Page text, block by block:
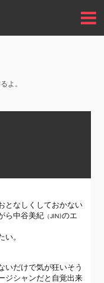
よ。
となしくしておかない
ら中谷美紀（JIN)のエ
。
いだけで気が狂いそう
ジシャンだと自覚出来